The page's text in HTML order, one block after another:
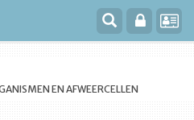
EN AFWEERCELLEN